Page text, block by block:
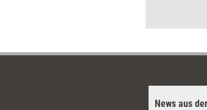
News aus